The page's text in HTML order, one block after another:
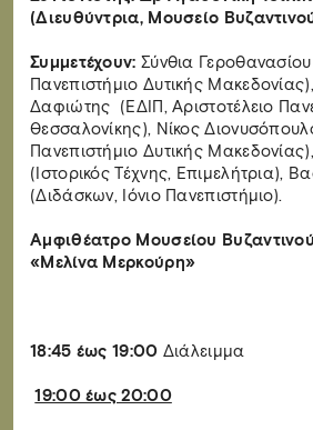
(Διευθύντρια, Μουσείο
Συμμετέχουν: Σύνθια
Πανεπιστήμιο Δυτικής
Δαφιώτης (ΕΔΙΠ, Αριστοτέλειο
Θεσσαλονίκης), Νίκος
Πανεπιστήμιο Δυτικής
(Ιστορικός Τέχνης, Επιμελήτρια),
(Διδάσκων, Ιόνιο Πανεπιστήμιο).
Αμφιθέατρο Μουσείου
«Μελίνα Μερκούρη»
18:45 έως 19:00 Διάλειμμα
19:00 έως 20:00